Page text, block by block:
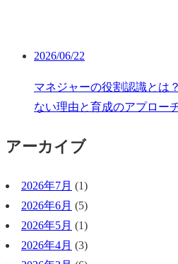
2026/06/22
マネジャーの役割認識とは
ない理由と育成のアプロー
アーカイブ
2026年7月 (1)
2026年6月 (5)
2026年5月 (1)
2026年4月 (3)